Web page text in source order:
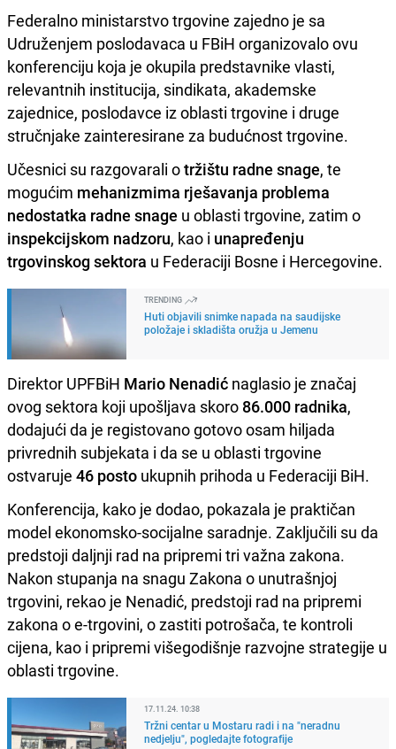
Federalno ministarstvo trgovine zajedno je sa
Udruženjem poslodavaca u FBiH organizovalo ovu
konferenciju koja je okupila predstavnike vlasti,
relevantnih institucija, sindikata, akademske
zajednice, poslodavce iz oblasti trgovine i druge
stručnjake zainteresirane za budućnost trgovine.
Učesnici su razgovarali otržištu radne snage, te
mogućim mehanizmima rješavanja problema
nedostatka radne snage u oblasti trgovine, zatim o
inspekcijskom nadzoru, kao i unapređenju
trgovinskog sektora u Federaciji Bosne i Hercegovine.
TRENDING
Huti objavili snimke napada na saudijske
položaje i skladišta oružja u Jemenu
Direktor UPFBiH Mario Nenadić naglasio je značaj
ovog sektora koji upošljava skoro 86.000 radnika,
dodajući da je registovano gotovo osam hiljada
privrednih subjekata i da se u oblasti trgovine
ostvaruje 46 posto ukupnih prihoda u Federaciji BiH.
Konferencija, kako je dodao, pokazala je praktičan
model ekonomsko-socijalne saradnje. Zaključili su da
predstoji daljnji rad na pripremi tri važna zakona.
Nakon stupanja na snagu Zakona o unutrašnjoj
trgovini, rekao je Nenadić, predstoji rad na pripremi
zakona o e-trgovini, o zastiti potrošača, te kontroli
cijena, kao i pripremi višegodišnje razvojne strategije u
oblasti trgovine.
17.11.24. 10:38
Tržni centar u Mostaru radi i na "neradnu
nedjelju", pogledajte fotografije